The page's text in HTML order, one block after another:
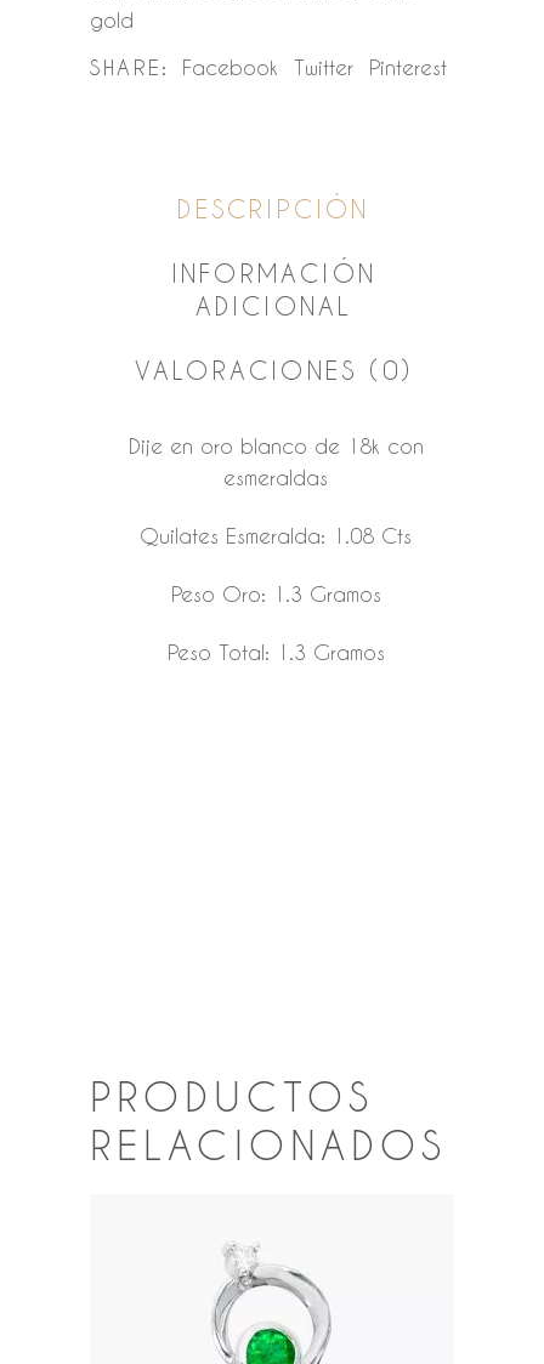
gold
SHARE:
Facebook Twitter Pinterest
DESCRIPCIÓN
INFORMACIÓN
ADICIONAL
VALORACIONES (0)
Dije en oro blanco de 18k con
esmeraldas
Quilates Esmeralda: 1.08 Cts
Peso Oro: 1.3 Gramos
Peso Total: 1.3 Gramos
PRODUCTOS
RELACIONADOS